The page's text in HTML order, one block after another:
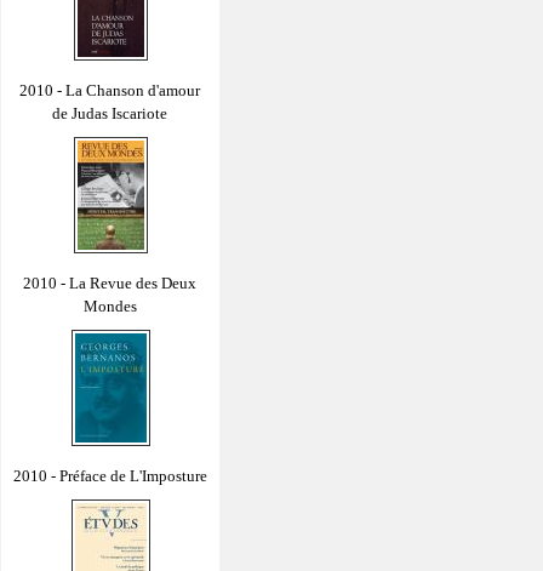
2010 - La Chanson d'amour
de Judas Iscariote
2010 - La Revue des Deux
Mondes
2010 - Préface de L'Imposture